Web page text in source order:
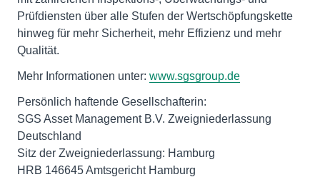
Prüfdiensten über alle Stufen der Wertschöpfungskette
hinweg für mehr Sicherheit, mehr Effizienz und mehr
Qualität.
Mehr Informationen unter: www.sgsgroup.de
Persönlich haftende Gesellschafterin:
SGS Asset Management B.V. Zweigniederlassung
Deutschland
Sitz der Zweigniederlassung: Hamburg
HRB 146645 Amtsgericht Hamburg